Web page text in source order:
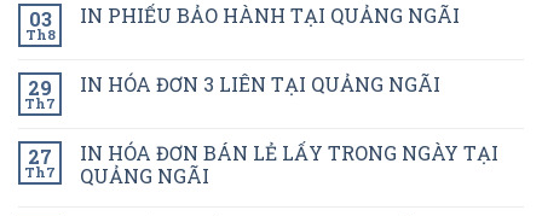
03
Th8
IN PHIẾU BẢO HÀNH TẠI QUẢNG NGÃI
29
Th7
IN HÓA ĐƠN 3 LIÊN TẠI QUẢNG NGÃI
27
Th7
IN HÓA ĐƠN BÁN LẺ LẤY TRONG NGÀY TẠI
QUẢNG NGÃI